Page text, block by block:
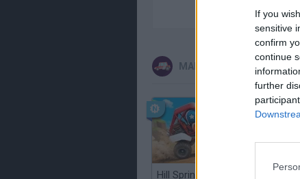
If you
sensitive
confirm
continue
further
MAIS RECENTES JOGOS
Hill Sprint